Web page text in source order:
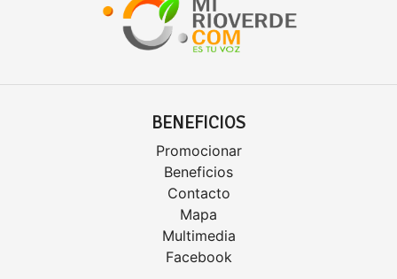
BENEFICIOS
Promocionar
Beneficios
Contacto
Mapa
Multimedia
Facebook